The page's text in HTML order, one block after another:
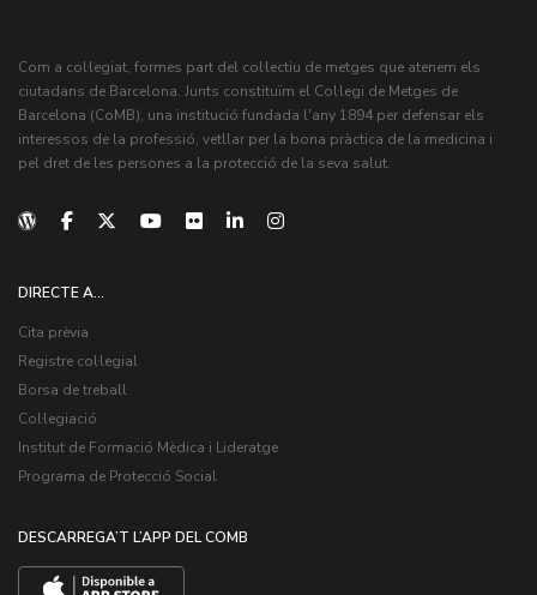
Com a col·legiat, formes part del col·lectiu de metges que atenem els
ciutadans de Barcelona. Junts constituïm el Col·legi de Metges de
Barcelona (CoMB), una institució fundada l'any 1894 per defensar els
interessos de la professió, vetllar per la bona pràctica de la medicina i
pel dret de les persones a la protecció de la seva salut.
DIRECTE A...
Cita prèvia
Registre col·legial
Borsa de treball
Col·legiació
Institut de Formació Mèdica i Lideratge
Programa de Protecció Social
DESCARREGA’T L’APP DEL COMB